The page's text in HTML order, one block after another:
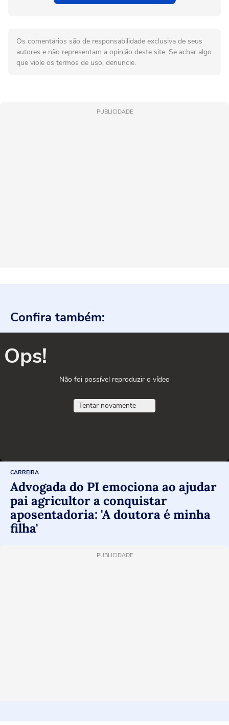
Os comentários são de responsabilidade exclusiva de seus
autores e não representam a opinião deste site. Se achar algo
que viole os termos de uso, denuncie.
PUBLICIDADE
Confira também:
Ops!
Não foi possível reproduzir o vídeo
Tentar novamente
CARREIRA
Advogada do PI emociona ao ajudar
pai agricultor a conquistar
aposentadoria: 'A doutora é minha
filha'
PUBLICIDADE